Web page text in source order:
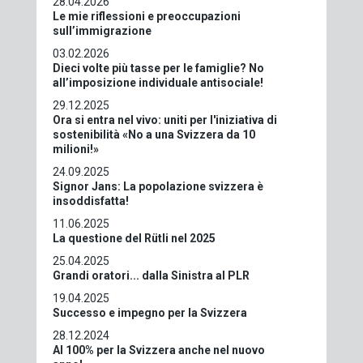
Le mie riflessioni e preoccupazioni
sull’immigrazione
03.02.2026
Dieci volte più tasse per le famiglie? No
all’imposizione individuale antisociale!
29.12.2025
Ora si entra nel vivo: uniti per l'iniziativa di
sostenibilità «No a una Svizzera da 10
milioni!»
24.09.2025
Signor Jans: La popolazione svizzera è
insoddisfatta!
11.06.2025
La questione del Rütli nel 2025
25.04.2025
Grandi oratori... dalla Sinistra al PLR
19.04.2025
Successo e impegno per la Svizzera
28.12.2024
Al 100% per la Svizzera anche nel nuovo